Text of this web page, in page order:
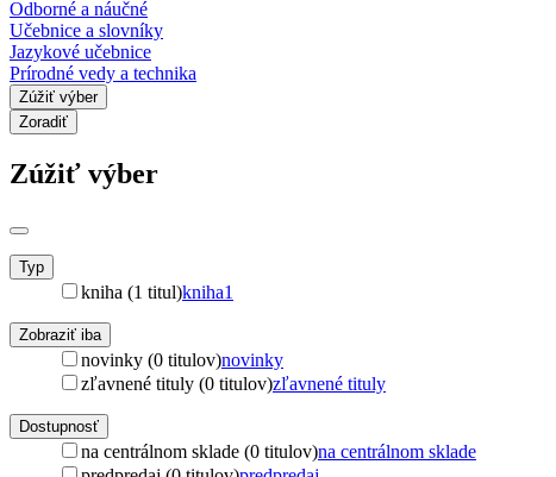
Odborné a náučné
Učebnice a slovníky
Jazykové učebnice
Prírodné vedy a technika
Zúžiť výber
Zoradiť
Zúžiť výber
Typ
kniha (1 titul)kniha1
Zobraziť iba
novinky (0 titulov)novinky
zľavnené tituly (0 titulov)zľavnené tituly
Dostupnosť
na centrálnom sklade (0 titulov)na centrálnom sklade